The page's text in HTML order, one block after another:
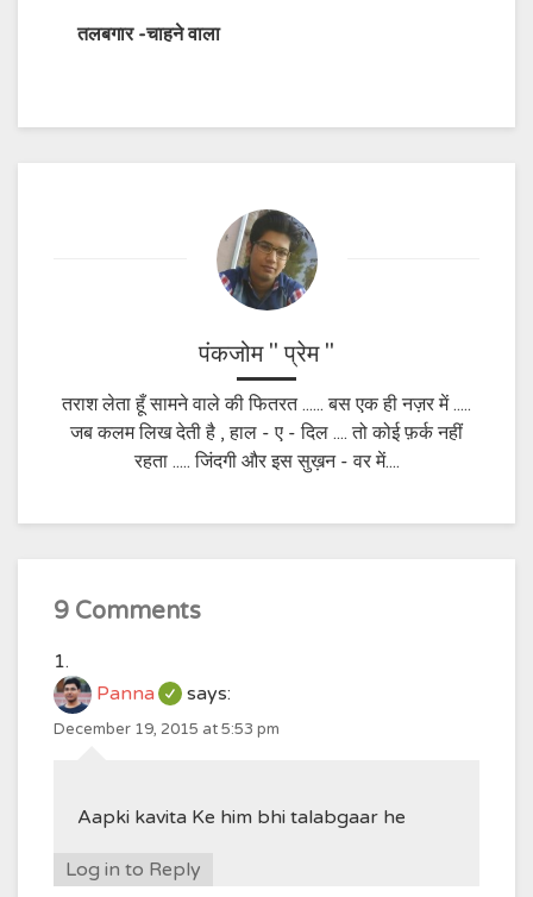
तलबगार -चाहने वाला
पंकजोम " प्रेम "
तराश लेता हूँ सामने वाले की फितरत ...... बस एक ही नज़र में .....
जब कलम लिख देती है , हाल - ए - दिल .... तो कोई फ़र्क नहीं
रहता ..... जिंदगी और इस सुख़न - वर में....
9 Comments
Panna says:
December 19, 2015 at 5:53 pm
Aapki kavita Ke him bhi talabgaar he
Log in to Reply